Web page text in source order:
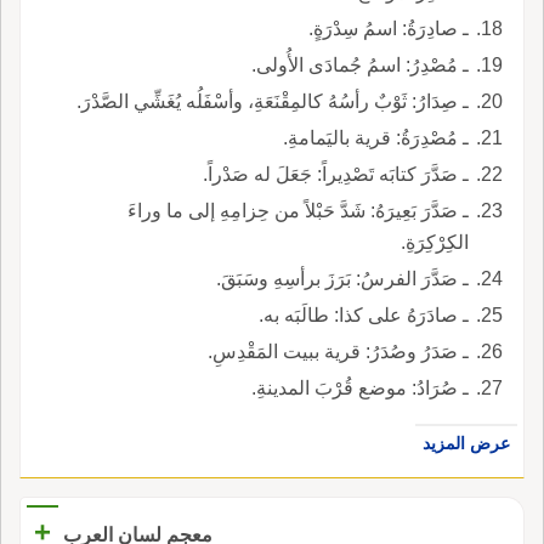
ـ صادِرَةُ: اسمُ سِدْرَةٍ.
ـ مُصْدِرُ: اسمُ جُمادَى الأُولى.
ـ صِدَارُ: ثَوْبٌ رأسُهُ كالمِقْنَعَةِ، وأسْفَلُه يُغَشِّي الصَّدْرَ.
ـ مُصْدِرَةُ: قرية باليَمامةِ.
ـ صَدَّرَ كتابَه تَصْدِيراً: جَعَلَ له صَدْراً.
ـ صَدَّرَ بَعِيرَهُ: شَدَّ حَبْلاً من حِزامِهِ إلى ما وراءَ
الكِرْكِرَةِ.
ـ صَدَّرَ الفرسُ: بَرَزَ برأسِهِ وسَبَقَ.
ـ صادَرَهُ على كذا: طالَبَه به.
ـ صَدَرُ وصُدَرُ: قرية ببيت المَقْدِسِ.
ـ صُرَادُ: موضع قُرْبَ المدينةِ.
عرض المزيد
معجم لسان العرب
+